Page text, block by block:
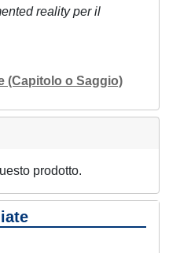
reality per il
(Capitolo o Saggio)
prodotto.